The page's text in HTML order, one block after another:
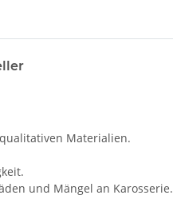
Materialien.
und Mängel an Karosserie.